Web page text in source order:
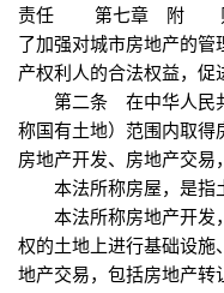
责任 第七章 附
了加强对城市房地产的
产权利人的合法权益，促
第二条 在中华人民共
称国有土地）范围内取
房地产开发、房地产交易
本法所称房屋，是指土
本法所称房地产开发
权的土地上进行基础设
地产交易，包括房地产